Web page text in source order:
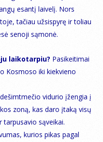
esantį laivelį. Nors
tačiau užsispyrę ir toliau
senoji sąmonė.
laikotarpiu? Pasikeitimai
Kosmoso iki kiekvieno
vidurio įžengia į
zoną, kas daro įtaką visų
tarpusavio sąveikai.
kurios pikas pagal